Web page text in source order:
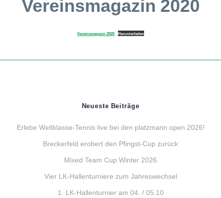
Vereinsmagazin 2020
Vereinsmagazin 2020 Herunterladen
Neueste Beiträge
Erlebe Weltklasse-Tennis live bei den platzmann open 2026!
Breckerfeld erobert den Pfingst-Cup zurück
Mixed Team Cup Winter 2026
Vier LK-Hallenturniere zum Jahreswechsel
1. LK-Hallenturnier am 04. / 05.10